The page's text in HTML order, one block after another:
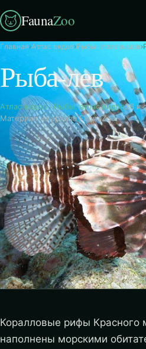
FaunaZoo
Главная›Атлас видов›Рыбы: атлас видов›
Рыба-лев
Атлас видов·Рыбы: атлас видов26
Материал из архива FaunaZoo
Коралловые рифы Красного
наполнены морскими